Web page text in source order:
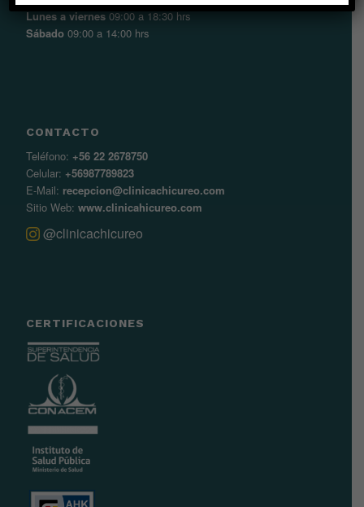
Lunes a viernes09:00 a 18:30 hrs
Sábado 09:00 a 14:00 hrs
CONTACTO
Teléfono: +56 22 2678750
Celular: +56987789823
E-Mail: recepcion@clinicachicureo.com
Sitio Web:www.clinicahicureo.com
@clinicachicureo
CERTIFICACIONES